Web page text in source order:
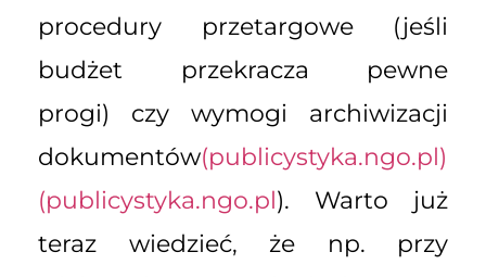
procedury przetargowe (jeśli
budżet przekracza pewne
progi) czy wymogi archiwizacji
dokumentów(publicystyka.ngo.pl)
(publicystyka.ngo.pl). Warto już
teraz wiedzieć, że np. przy